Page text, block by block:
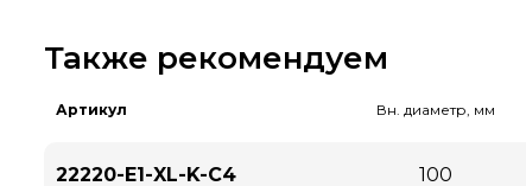
Также рекомендуем
Артикул Вн. диаметр, мм
22220-E1-XL-K-C4 100